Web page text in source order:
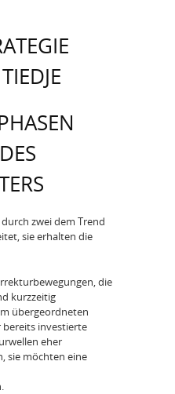
zwei dem Trend
sie erhalten die
die
kurzzeitig
übergeordneten
investierte
eher
sie möchten eine